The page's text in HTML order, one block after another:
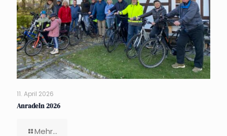
11. April 2026
Anradeln 2026
Mehr...